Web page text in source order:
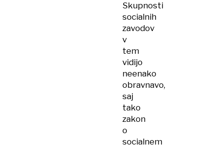
Skupnosti
socialnih
zavodov
v
tem
vidijo
neenako
obravnavo,
saj
tako
zakon
o
socialnem